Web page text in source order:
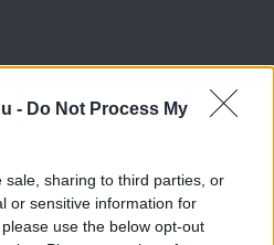
- Do Not Process My
sale, sharing to third parties, or
or sensitive information for
use the below opt-out